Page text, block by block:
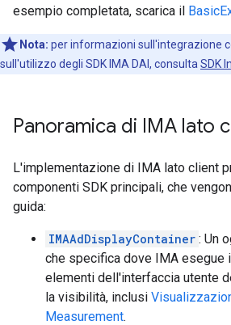
esempio completata, scarica il
Nota: per informazioni sull'integrazione
sull'utilizzo degli SDK IMA DAI, consulta SDK
Panoramica di IMA lato
L'implementazione di IMA lato client
componenti SDK principali, che
guida:
IMAAdDisplayContainer : Un
che specifica dove IMA esegue
elementi dell'interfaccia utente
la visibilità, inclusi
Measurement.